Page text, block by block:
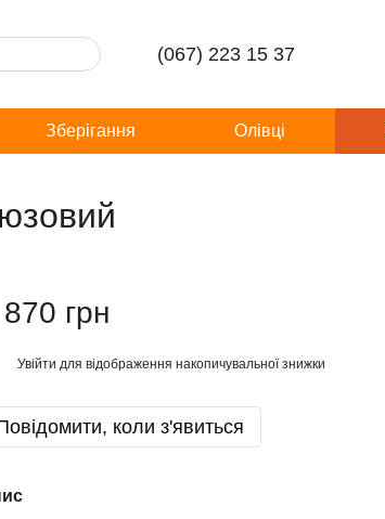
(067) 223 15 37
Зберігання Олівці
грн
Увійти для відображення накопичувальної знижки
коли з'явиться